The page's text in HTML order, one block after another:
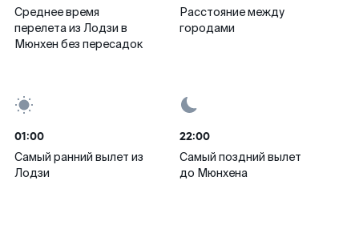
Среднее время
перелета из Лодзи в
Мюнхен без пересадок
Расстояние между
городами
01:00
Самый ранний вылет из
Лодзи
22:00
Самый поздний вылет
до Мюнхена